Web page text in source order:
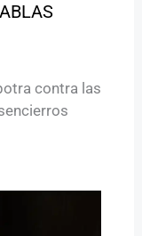
contra las